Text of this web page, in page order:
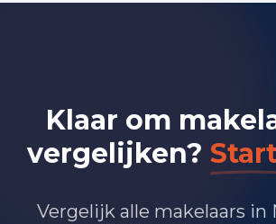
Zakelijke dienstverlening
Overheid, onderwijs en zorg
Landbouw, bosbouw en visserij
Klaar om
vergelijken?
Vergelijk alle makelaars in